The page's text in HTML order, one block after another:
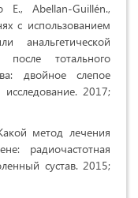
E., Abellan-Guillén.,
с использованием
анальгетической
тотального
двойное слепое
2017;
метод лечения
радиочастотная
сустав. 2015;